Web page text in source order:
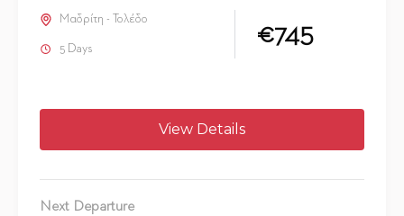
Μαδρίτη - Τολέδο
5 Days €745
View Details
Next Departure